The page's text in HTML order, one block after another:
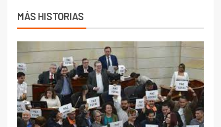
MÁS HISTORIAS